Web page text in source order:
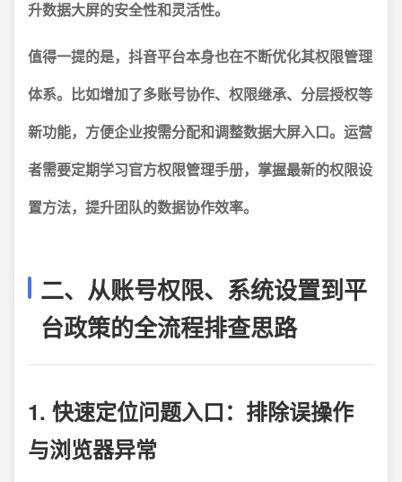
升数据大屏的安全性和灵活性。
值得一提的是，抖音平台本身也在不断优化其权限管理
体系。 比如增加了多账号协作、权限继承、分层授权等
新功能，方便企业按需分配和调整数据大屏入口。运营
者需要定期学习官方权限管理手册，掌握最新的权限设
置方法，提升团队的数据协作效率。
二、从账号权限、系统设置到平
台政策的全流程排查思路
1. 快速定位问题入口：排除误操作
与浏览器异常